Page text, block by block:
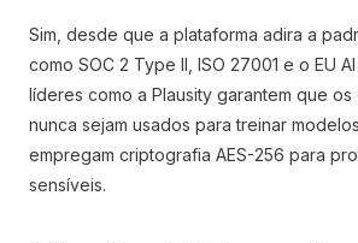
Sim, desde que a plataforma adira a
como SOC 2 Type II, ISO 27001 e o EU
líderes como a Plausity garantem que
nunca sejam usados para treinar
empregam criptografia AES-256 para
sensíveis.